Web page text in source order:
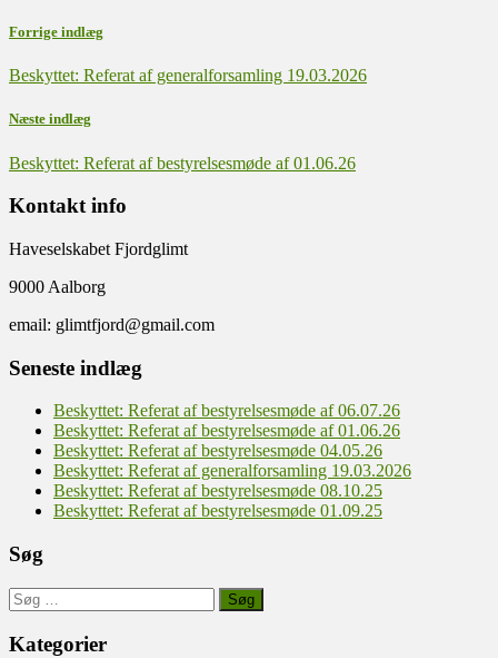
Forrige indlæg
Beskyttet: Referat af generalforsamling 19.03.2026
Næste indlæg
Beskyttet: Referat af bestyrelsesmøde af 01.06.26
Kontakt info
Haveselskabet Fjordglimt
9000 Aalborg
email: glimtfjord@gmail.com
Seneste indlæg
Beskyttet: Referat af bestyrelsesmøde af 06.07.26
Beskyttet: Referat af bestyrelsesmøde af 01.06.26
Beskyttet: Referat af bestyrelsesmøde 04.05.26
Beskyttet: Referat af generalforsamling 19.03.2026
Beskyttet: Referat af bestyrelsesmøde 08.10.25
Beskyttet: Referat af bestyrelsesmøde 01.09.25
Søg
Søg
efter:
Kategorier